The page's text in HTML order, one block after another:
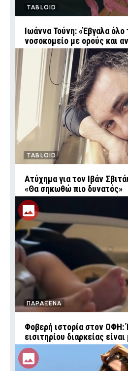
TABLOID
Ιωάννα Τούνη: «Έβγαλα
νοσοκομείο με ορούς και
TABLOID
Ατύχημα για τον Ιβάν
«Θα σηκωθώ πιο δυνατός»
ΠΑΡΑΞΕΝΑ
Φοβερή ιστορία στον ΟΦΗ:
εισιτηρίου διαρκείας